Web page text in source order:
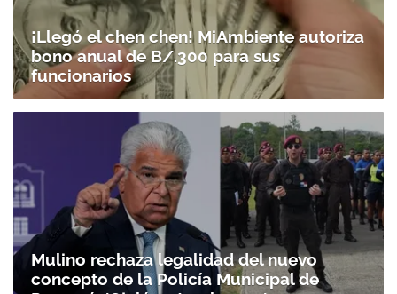
¡Llegó el chen chen! MiAmbiente autoriza
bono anual de B/.300 para sus
funcionarios
Mulino rechaza legalidad del nuevo
concepto de la Policía Municipal de